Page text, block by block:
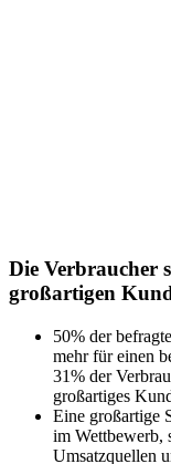
Die Verbraucher
großartigen
50% der
mehr für einen
31% der
großartiges
Eine großartige
im Wettbewerb,
Umsatzquellen